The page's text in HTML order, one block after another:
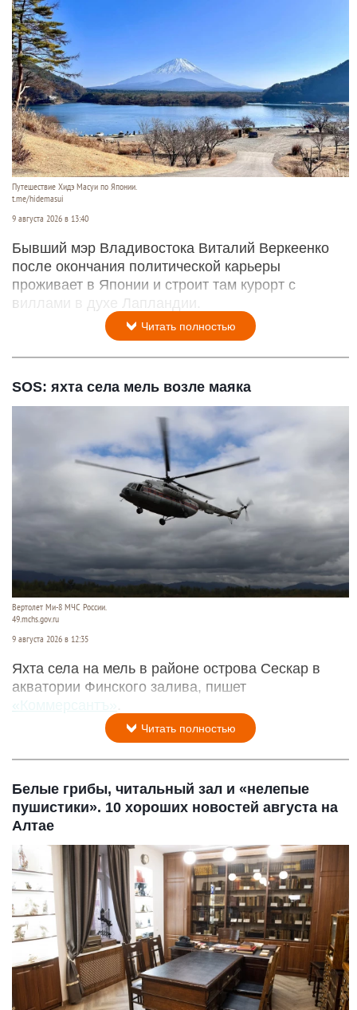
Путешествие Хидэ Масуи по Японии.
t.me/hidemasui
9 августа 2026 в 13:40
Бывший мэр Владивостока Виталий Веркеенко
после окончания политической карьеры
проживает в Японии и строит там курорт с
виллами в духе Лапландии.
Читать полностью
SOS: яхта села мель возле маяка
Вертолет Ми-8 МЧС России.
49.mchs.gov.ru
9 августа 2026 в 12:35
Яхта села на мель в районе острова Сескар в
акватории Финского залива, пишет
«Коммерсантъ»
Читать полностью
Белые грибы, читальный зал и «нелепые
пушистики». 10 хороших новостей августа на
Алтае